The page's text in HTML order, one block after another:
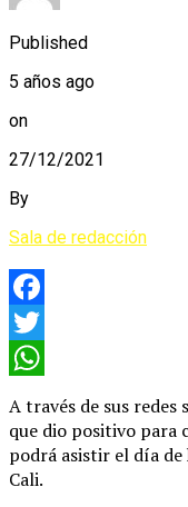
Published
5 años ago
on
27/12/2021
By
Sala de redacción
Facebook
Twitter
A través de sus
que dio positivo para
podrá asistir el día de
Cali.